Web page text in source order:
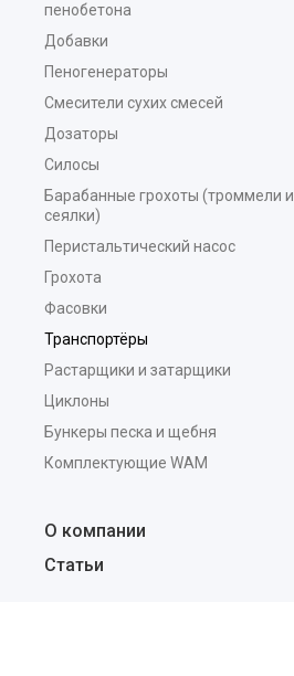
пенобетона
Добавки
Пеногенераторы
Смесители сухих смесей
Дозаторы
Силосы
Барабанные грохоты (троммели и
сеялки)
Перистальтический насос
Грохота
Фасовки
Транспортёры
Растарщики и затарщики
Циклоны
Бункеры песка и щебня
Комплектующие WAM
О компании
Статьи